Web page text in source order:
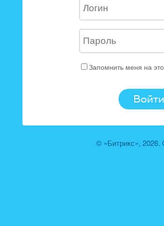
Запомнить меня на
© «Битрикс»,